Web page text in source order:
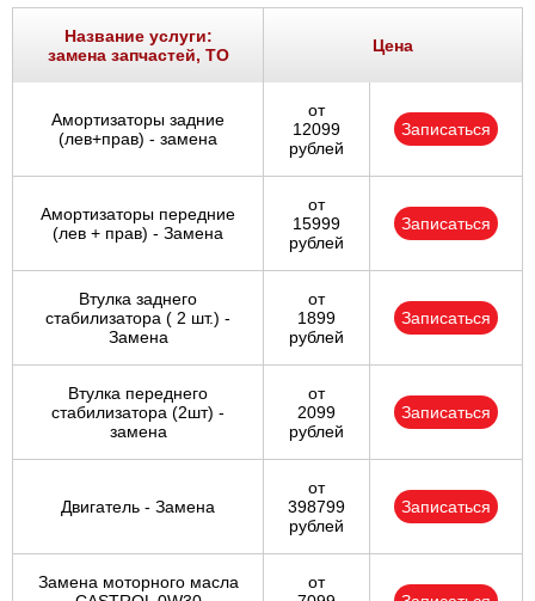
Название услуги:
замена запчастей, ТО
Цена
Амортизаторы задние
(лев+прав) - замена
от
12099
рублей
Записаться
Амортизаторы передние
(лев + прав) - Замена
от
15999
рублей
Записаться
Втулка заднего
стабилизатора ( 2 шт.) -
Замена
от
1899
рублей
Записаться
Втулка переднего
стабилизатора (2шт) -
замена
от
2099
рублей
Записаться
Двигатель - Замена
от
398799
рублей
Записаться
Замена моторного масла
от